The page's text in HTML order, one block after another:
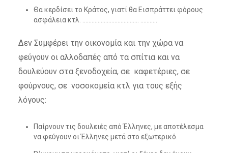
Θα κερδίσει το Κράτος, γιατί θα Εισπράττει φόρους
ασφάλεια κτλ. ………………………………. ………..
Δεν Συμφέρει την οικονομία και την χώρα να
φεύγουν οι αλλοδαπές από τα σπίτια και να
δουλεύουν στα ξενοδοχεία, σε καφετέριες, σε
φούρνους, σε νοσοκομεία κτλ για τους εξής
λόγους:
Παίρνουν τις δουλειές από Έλληνες, με αποτέλεσμα
να φεύγουν οι Έλληνες μετά στο εξωτερικό.